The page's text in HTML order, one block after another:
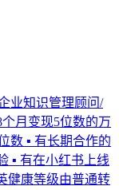
业知识管理顾问/
月变现5位数的万
数 ▪︎ 有长期合作的
▪︎ 有在小红书上线
健康等级由普通转